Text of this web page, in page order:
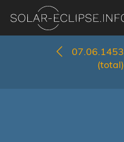
07.06.1453
(total)